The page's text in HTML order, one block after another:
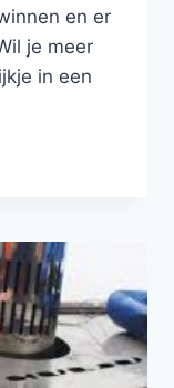
en er
je meer
in een